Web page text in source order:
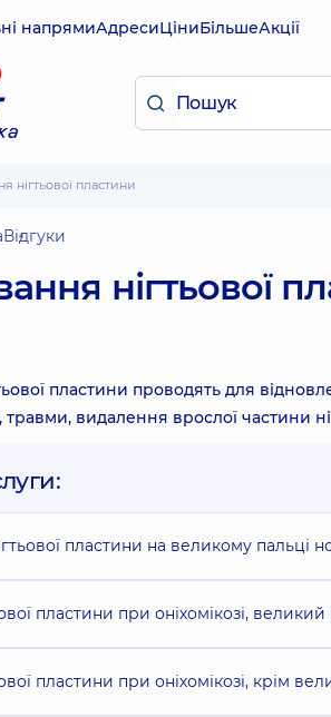
напрямиАдресиЦіниБільшеАкції
нігтьової пластини
Відгуки
нігтьової
пластини проводять для
травми, видалення врослої частини
пластини на великому пальці
пластини при оніхомікозі, великий
пластини при оніхомікозі, крім